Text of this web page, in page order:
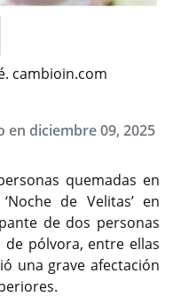
cambioin.com
en diciembre 09, 2025
quemadas en
de Velitas’ en
de dos personas
pólvora, entre ellas
una grave afectación